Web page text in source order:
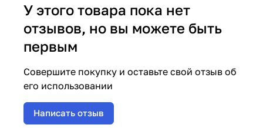
У этого товара пока нет
отзывов, но вы можете быть
первым
Совершите покупку и оставьте свой отзыв об
его использовании
Написать отзыв